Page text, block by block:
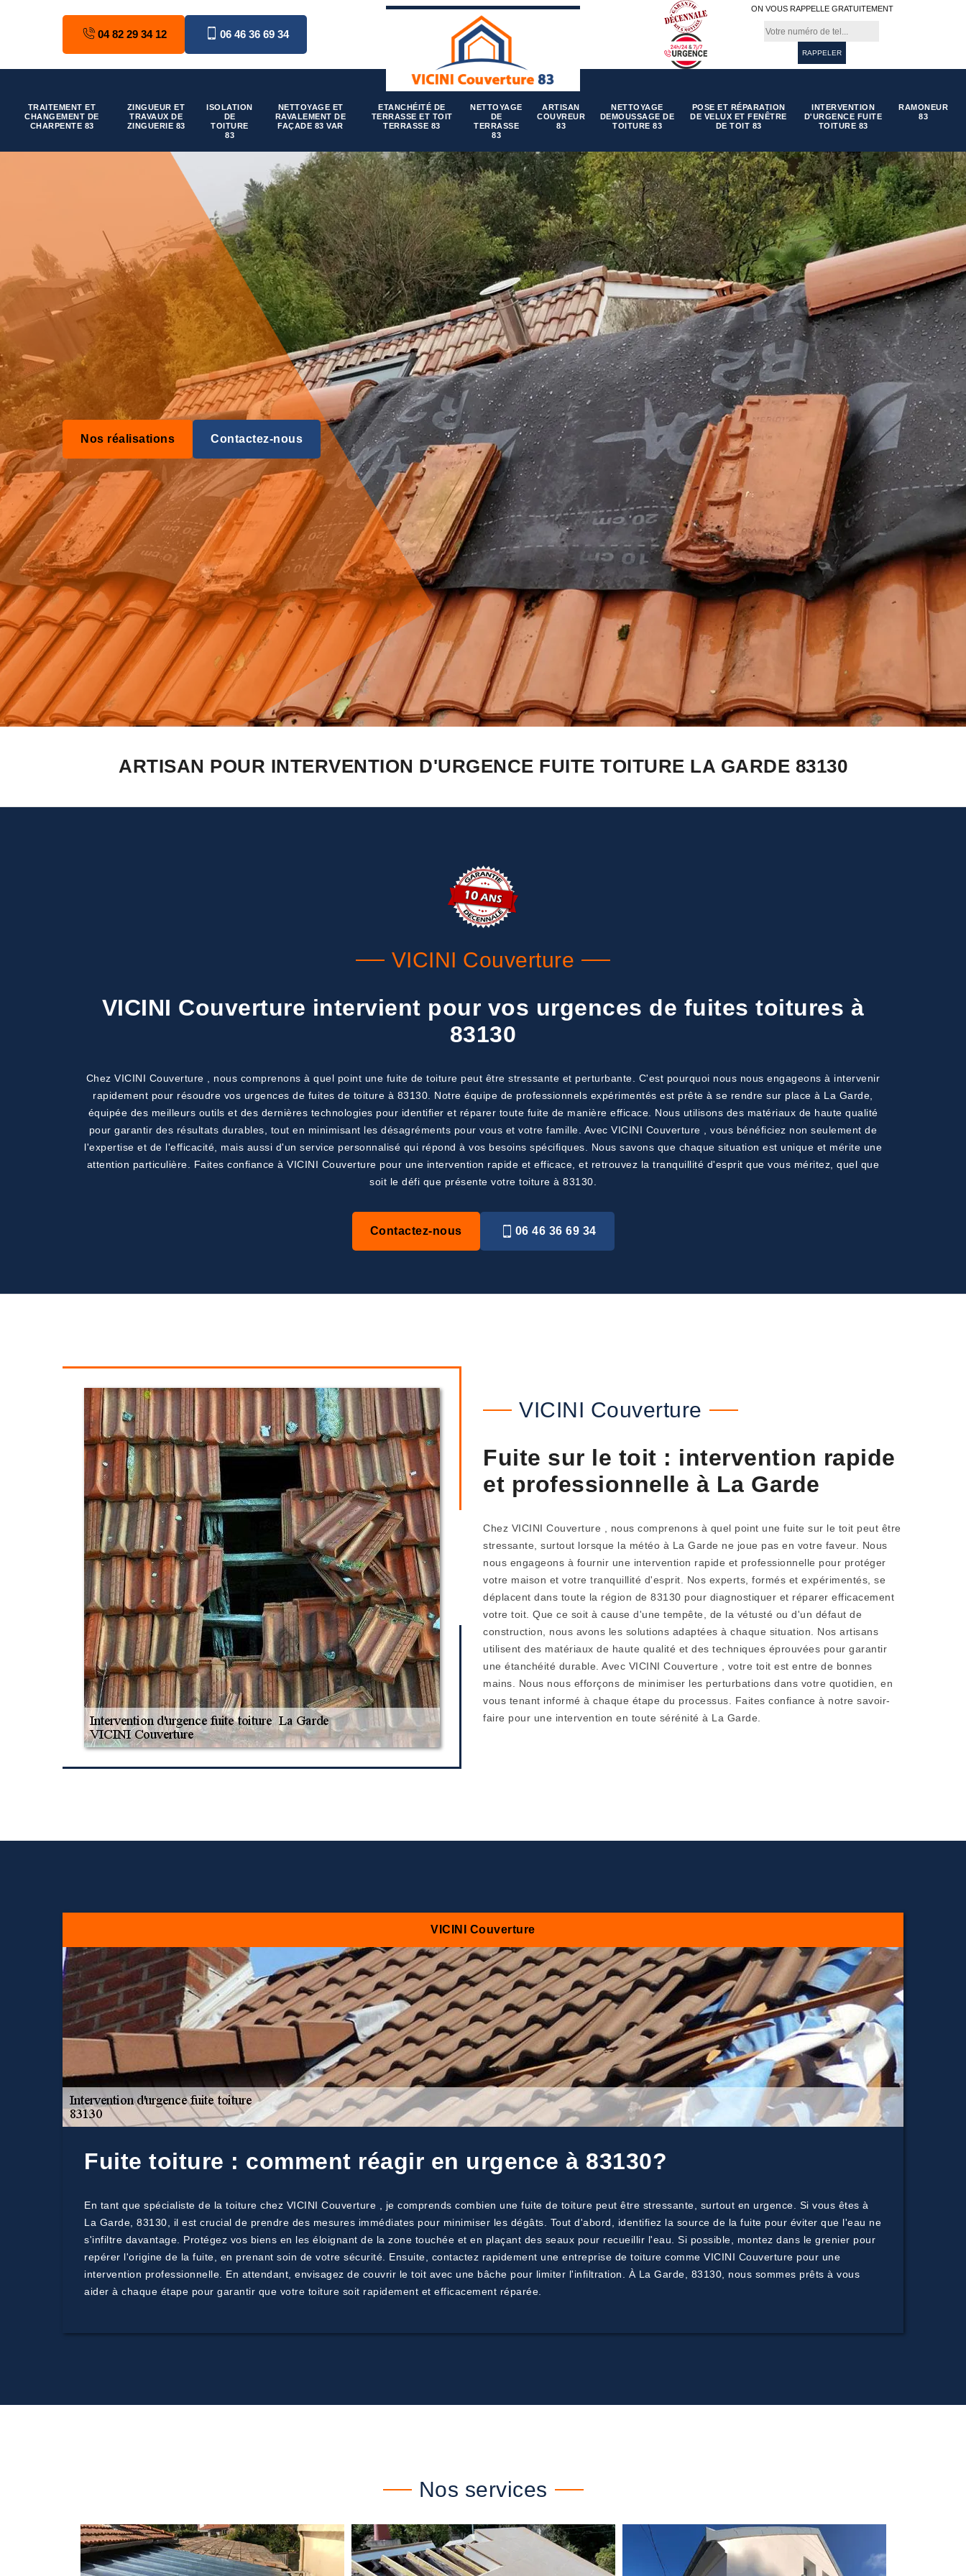
04 82 29 34 12 06 46 36 69 34
ON VOUS RAPPELLE GRATUITEMENT
TRAITEMENT ET
CHANGEMENT DE
CHARPENTE 83
ZINGUEUR ET
TRAVAUX DE
ZINGUERIE 83
ISOLATION
DE
TOITURE
83
NETTOYAGE ET
RAVALEMENT DE
FAÇADE 83 VAR
ETANCHÉITÉ DE
TERRASSE ET TOIT
TERRASSE 83
NETTOYAGE
DE
TERRASSE
83
ARTISAN
COUVREUR
83
NETTOYAGE
DEMOUSSAGE DE
TOITURE 83
POSE ET RÉPARATION
DE VELUX ET FENÊTRE
DE TOIT 83
INTERVENTION
D'URGENCE FUITE
TOITURE 83
RAMONEUR
83
Nos réalisations Contactez-nous
ARTISAN POUR INTERVENTION D'URGENCE FUITE TOITURE LA GARDE 83130
VICINI Couverture
VICINI Couverture intervient pour vos urgences de fuites toitures à
83130
Chez VICINI Couverture , nous comprenons à quel point une fuite de toiture peut être stressante et perturbante. C'est pourquoi nous nous engageons à intervenir
rapidement pour résoudre vos urgences de fuites de toiture à 83130. Notre équipe de professionnels expérimentés est prête à se rendre sur place à La Garde,
équipée des meilleurs outils et des dernières technologies pour identifier et réparer toute fuite de manière efficace. Nous utilisons des matériaux de haute qualité
pour garantir des résultats durables, tout en minimisant les désagréments pour vous et votre famille. Avec VICINI Couverture , vous bénéficiez non seulement de
l'expertise et de l'efficacité, mais aussi d'un service personnalisé qui répond à vos besoins spécifiques. Nous savons que chaque situation est unique et mérite une
attention particulière. Faites confiance à VICINI Couverture pour une intervention rapide et efficace, et retrouvez la tranquillité d'esprit que vous méritez, quel que
soit le défi que présente votre toiture à 83130.
Contactez-nous 06 46 36 69 34
VICINI Couverture
Fuite sur le toit : intervention rapide
et professionnelle à La Garde
Chez VICINI Couverture , nous comprenons à quel point une fuite sur le toit peut être
stressante, surtout lorsque la météo à La Garde ne joue pas en votre faveur. Nous
nous engageons à fournir une intervention rapide et professionnelle pour protéger
votre maison et votre tranquillité d'esprit. Nos experts, formés et expérimentés, se
déplacent dans toute la région de 83130 pour diagnostiquer et réparer efficacement
votre toit. Que ce soit à cause d'une tempête, de la vétusté ou d'un défaut de
construction, nous avons les solutions adaptées à chaque situation. Nos artisans
utilisent des matériaux de haute qualité et des techniques éprouvées pour garantir
une étanchéité durable. Avec VICINI Couverture , votre toit est entre de bonnes
mains. Nous nous efforçons de minimiser les perturbations dans votre quotidien, en
vous tenant informé à chaque étape du processus. Faites confiance à notre savoir-
faire pour une intervention en toute sérénité à La Garde.
VICINI Couverture
Fuite toiture : comment réagir en urgence à 83130?
En tant que spécialiste de la toiture chez VICINI Couverture , je comprends combien une fuite de toiture peut être stressante, surtout en urgence. Si vous êtes à
La Garde, 83130, il est crucial de prendre des mesures immédiates pour minimiser les dégâts. Tout d'abord, identifiez la source de la fuite pour éviter que l'eau ne
s'infiltre davantage. Protégez vos biens en les éloignant de la zone touchée et en plaçant des seaux pour recueillir l'eau. Si possible, montez dans le grenier pour
repérer l'origine de la fuite, en prenant soin de votre sécurité. Ensuite, contactez rapidement une entreprise de toiture comme VICINI Couverture pour une
intervention professionnelle. En attendant, envisagez de couvrir le toit avec une bâche pour limiter l'infiltration. À La Garde, 83130, nous sommes prêts à vous
aider à chaque étape pour garantir que votre toiture soit rapidement et efficacement réparée.
Nos services